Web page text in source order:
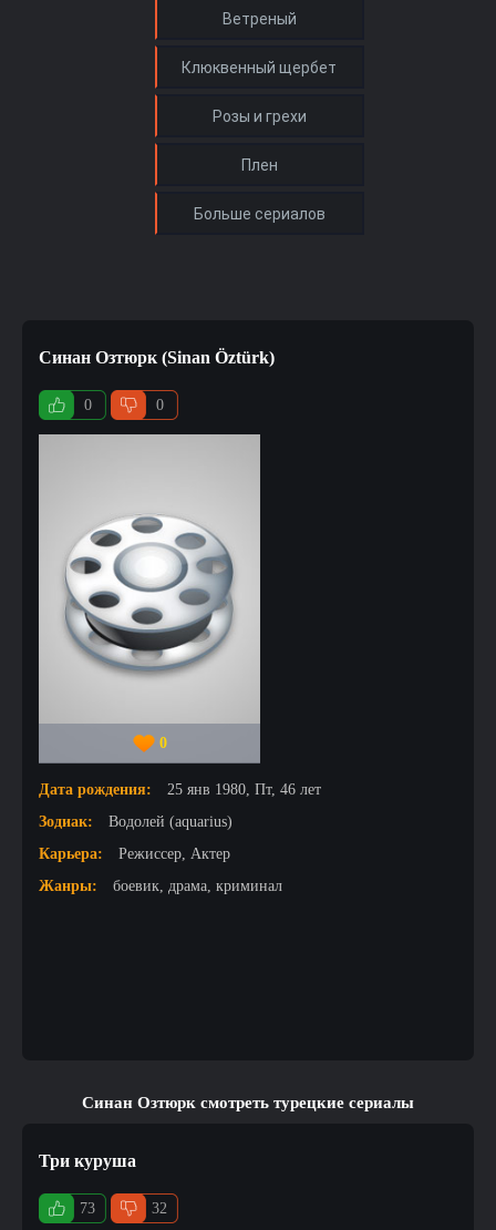
Синан Озтюрк (Sinan Öztürk)
0 0
0
Дата рождения:
25 янв 1980, Пт, 46 лет
Зодиак:
Водолей (aquarius)
Карьера:
Режиссер, Актер
Жанры:
боевик, драма, криминал
Синан Озтюрк смотреть турецкие сериалы
Три куруша
73 32